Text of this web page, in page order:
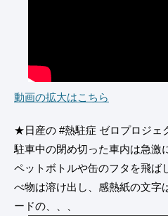
動画の拡大はこちら
★日産の #熱駐症 ゼロプロジェ
駐車中の閉め切った車内は急激
ペットボトルや缶のフタを飛ば
べ物は溶け出し、感熱紙の文字
ードの、、、